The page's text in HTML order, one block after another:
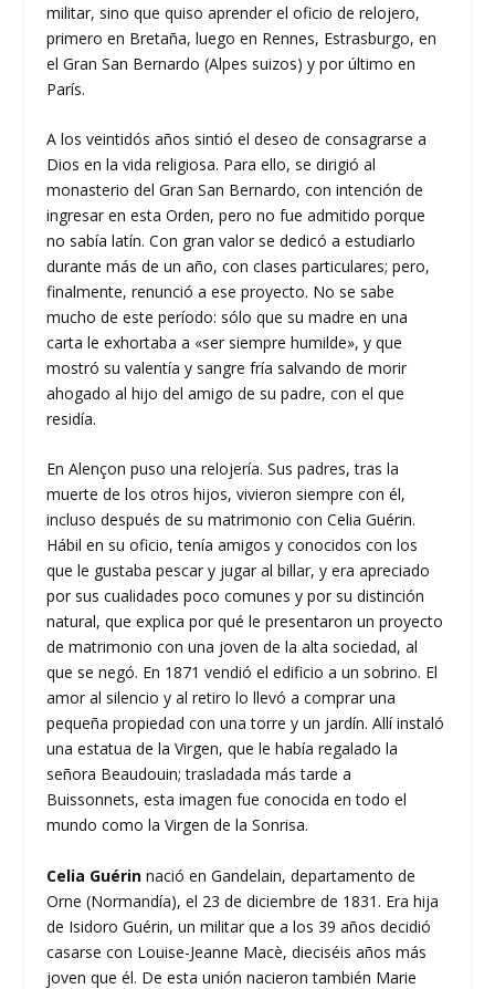
militar, sino que quiso aprender el oficio de relojero,
primero en Bretaña, luego en Rennes, Estrasburgo, en
el Gran San Bernardo (Alpes suizos) y por último en
París.
A los veintidós años sintió el deseo de consagrarse a
Dios en la vida religiosa. Para ello, se dirigió al
monasterio del Gran San Bernardo, con intención de
ingresar en esta Orden, pero no fue admitido porque
no sabía latín. Con gran valor se dedicó a estudiarlo
durante más de un año, con clases particulares; pero,
finalmente, renunció a ese proyecto. No se sabe
mucho de este período: sólo que su madre en una
carta le exhortaba a «ser siempre humilde», y que
mostró su valentía y sangre fría salvando de morir
ahogado al hijo del amigo de su padre, con el que
residía.
En Alençon puso una relojería. Sus padres, tras la
muerte de los otros hijos, vivieron siempre con él,
incluso después de su matrimonio con Celia Guérin.
Hábil en su oficio, tenía amigos y conocidos con los
que le gustaba pescar y jugar al billar, y era apreciado
por sus cualidades poco comunes y por su distinción
natural, que explica por qué le presentaron un proyecto
de matrimonio con una joven de la alta sociedad, al
que se negó. En 1871 vendió el edificio a un sobrino. El
amor al silencio y al retiro lo llevó a comprar una
pequeña propiedad con una torre y un jardín. Allí instaló
una estatua de la Virgen, que le había regalado la
señora Beaudouin; trasladada más tarde a
Buissonnets, esta imagen fue conocida en todo el
mundo como la Virgen de la Sonrisa.
Celia Guérin nació en Gandelain, departamento de
Orne (Normandía), el 23 de diciembre de 1831. Era hija
de Isidoro Guérin, un militar que a los 39 años decidió
casarse con Louise-Jeanne Macè, dieciséis años más
joven que él. De esta unión nacieron también Marie